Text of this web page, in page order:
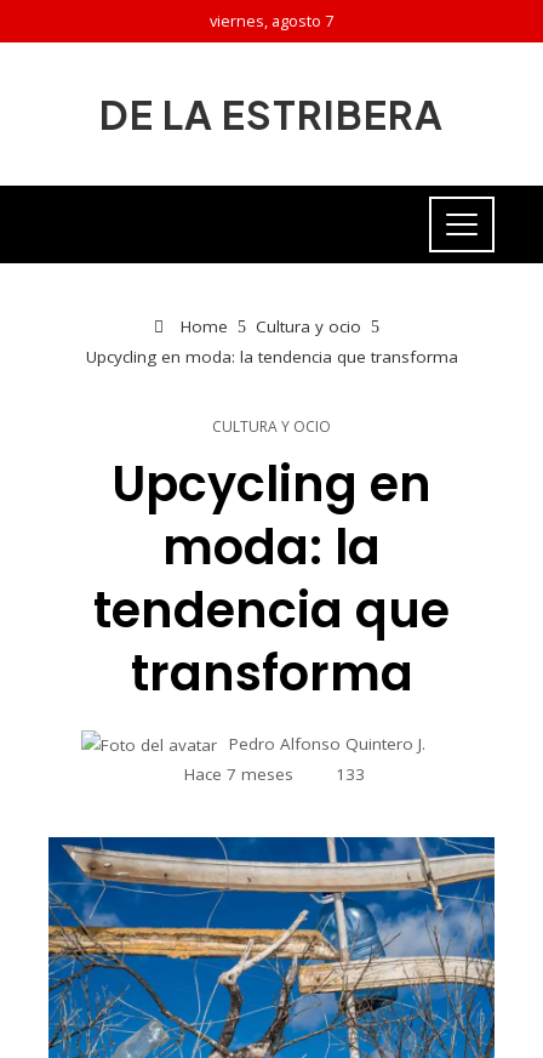
viernes, agosto 7
DE LA ESTRIBERA
Home
Cultura y ocio
Upcycling en moda: la tendencia que transforma
CULTURA Y OCIO
Upcycling en
moda: la
tendencia que
transforma
Pedro Alfonso Quintero J.
Hace 7 meses
133